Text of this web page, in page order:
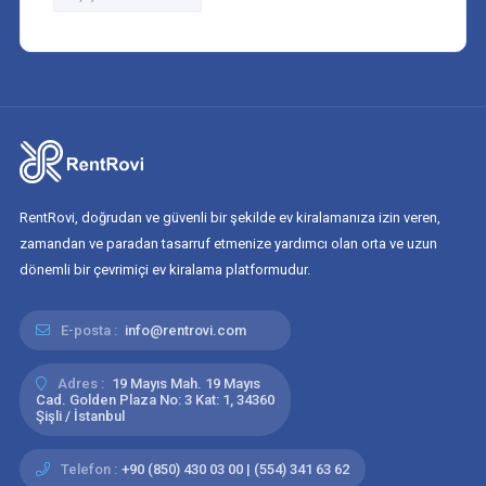
RentRovi, doğrudan ve güvenli bir şekilde ev kiralamanıza izin veren,
zamandan ve paradan tasarruf etmenize yardımcı olan orta ve uzun
dönemli bir çevrimiçi ev kiralama platformudur.
E-posta : info@rentrovi.com
Adres : 19 Mayıs Mah. 19 Mayıs
Cad. Golden Plaza No: 3 Kat: 1, 34360
Şişli / İstanbul
Telefon : +90 (850) 430 03 00 | (554) 341 63 62